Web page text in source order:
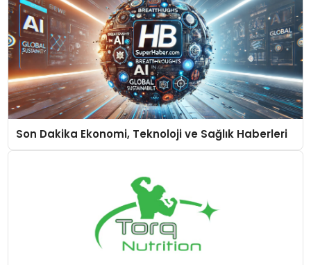
Son Dakika Ekonomi, Teknoloji ve Sağlık Haberleri